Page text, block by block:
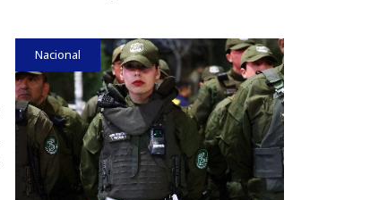
Nacional